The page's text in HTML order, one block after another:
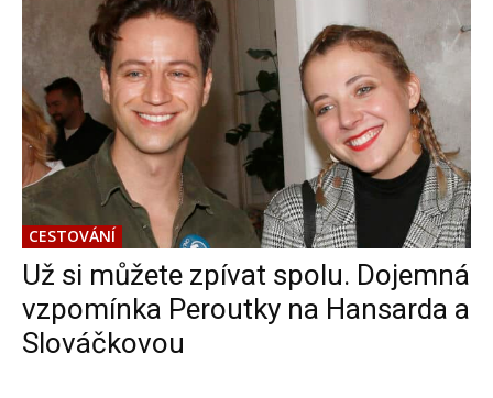
CESTOVÁNÍ
Už si můžete zpívat spolu. Dojemná
vzpomínka Peroutky na Hansarda a
Slováčkovou